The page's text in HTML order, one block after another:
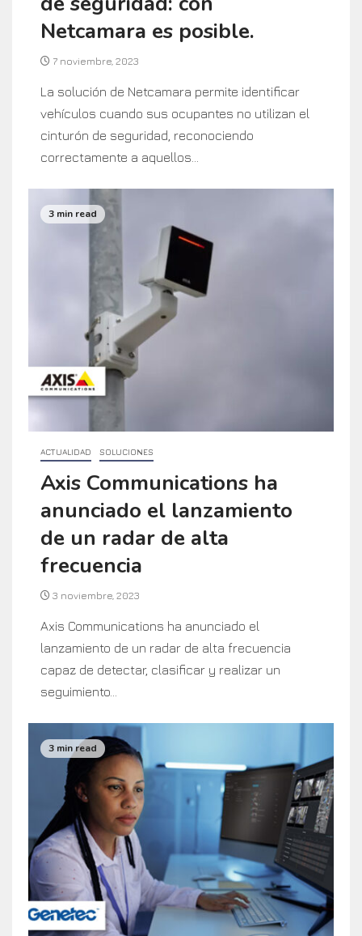
Netcamara es posible.
7 noviembre, 2023
La solución de Netcamara permite identificar
vehículos cuando sus ocupantes no utilizan el
cinturón de seguridad, reconociendo
correctamente a aquellos...
3 min read
ACTUALIDAD SOLUCIONES
Axis Communications ha
anunciado el lanzamiento
de un radar de alta
frecuencia
3 noviembre, 2023
Axis Communications ha anunciado el
lanzamiento de un radar de alta frecuencia
capaz de detectar, clasificar y realizar un
seguimiento...
3 min read